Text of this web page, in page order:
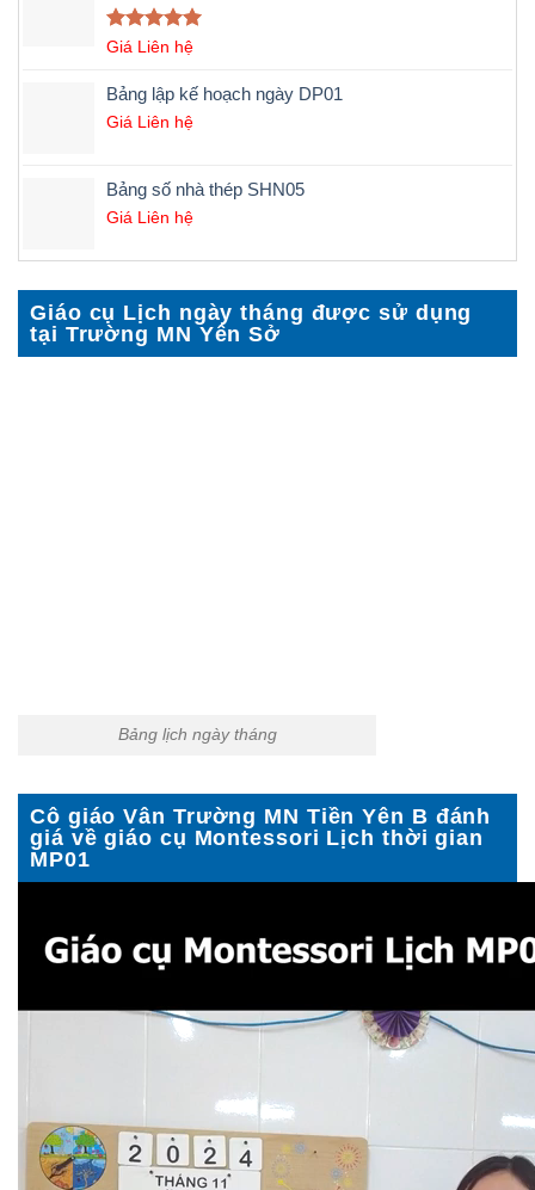
Được xếp
5 sao
Giá Liên hệ
Bảng lập kế hoạch ngày DP01
Giá Liên hệ
Bảng số nhà thép SHN05
Giá Liên hệ
Giáo cụ Lịch ngày tháng được sử dụng
tại Trường MN Yên Sở
Bảng lịch ngày tháng
Cô giáo Vân Trường MN Tiền Yên B đánh
giá về giáo cụ Montessori Lịch thời gian
MP01